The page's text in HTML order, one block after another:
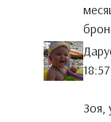
Зоя,